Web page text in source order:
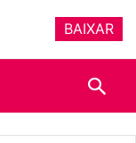
BAIXAR